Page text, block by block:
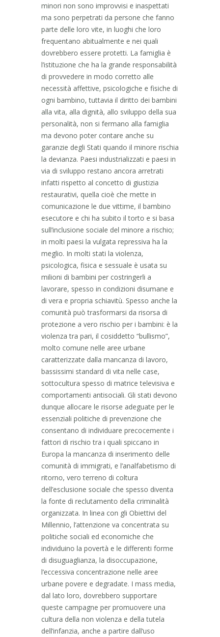
minori non sono improvvisi e inaspettati
ma sono perpetrati da persone che fanno
parte delle loro vite, in luoghi che loro
frequentano abitualmente e nei quali
dovrebbero essere protetti. La famiglia è
l’istituzione che ha la grande responsabilità
di provvedere in modo corretto alle
necessità affettive, psicologiche e fisiche di
ogni bambino, tuttavia il diritto dei bambini
alla vita, alla dignità, allo sviluppo della sua
personalità, non si fermano alla famiglia
ma devono poter contare anche su
garanzie degli Stati quando il minore rischia
la devianza. Paesi industrializzati e paesi in
via di sviluppo restano ancora arretrati
infatti rispetto al concetto di giustizia
restaurativi, quella cioè che mette in
comunicazione le due vittime, il bambino
esecutore e chi ha subito il torto e si basa
sull’inclusione sociale del minore a rischio;
in molti paesi la vulgata repressiva ha la
meglio. In molti stati la violenza,
psicologica, fisica e sessuale è usata su
milioni di bambini per costringerli a
lavorare, spesso in condizioni disumane e
di vera e propria schiavitù. Spesso anche la
comunità può trasformarsi da risorsa di
protezione a vero rischio per i bambini: è la
violenza tra pari, il cosiddetto “bullismo”,
molto comune nelle aree urbane
caratterizzate dalla mancanza di lavoro,
bassissimi standard di vita nelle case,
sottocultura spesso di matrice televisiva e
comportamenti antisociali. Gli stati devono
dunque allocare le risorse adeguate per le
essenziali politiche di prevenzione che
consentano di individuare precocemente i
fattori di rischio tra i quali spiccano in
Europa la mancanza di inserimento delle
comunità di immigrati, e l’analfabetismo di
ritorno, vero terreno di coltura
dell’esclusione sociale che spesso diventa
la fonte di reclutamento della criminalità
organizzata. In linea con gli Obiettivi del
Millennio, l’attenzione va concentrata su
politiche sociali ed economiche che
individuino la povertà e le differenti forme
di disuguaglianza, la disoccupazione,
l’eccessiva concentrazione nelle aree
urbane povere e degradate. I mass media,
dal lato loro, dovrebbero supportare
queste campagne per promuovere una
cultura della non violenza e della tutela
dell’infanzia, anche a partire dall‘uso